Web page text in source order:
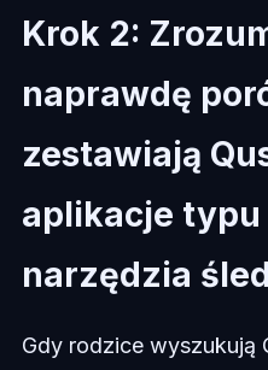
Krok 2:
naprawdę
zestawiają
aplikacje typu
narzędzia
Gdy rodzice wyszukują